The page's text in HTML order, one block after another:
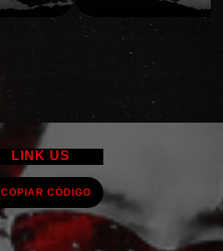
LINK US
COPIAR CÓDIGO